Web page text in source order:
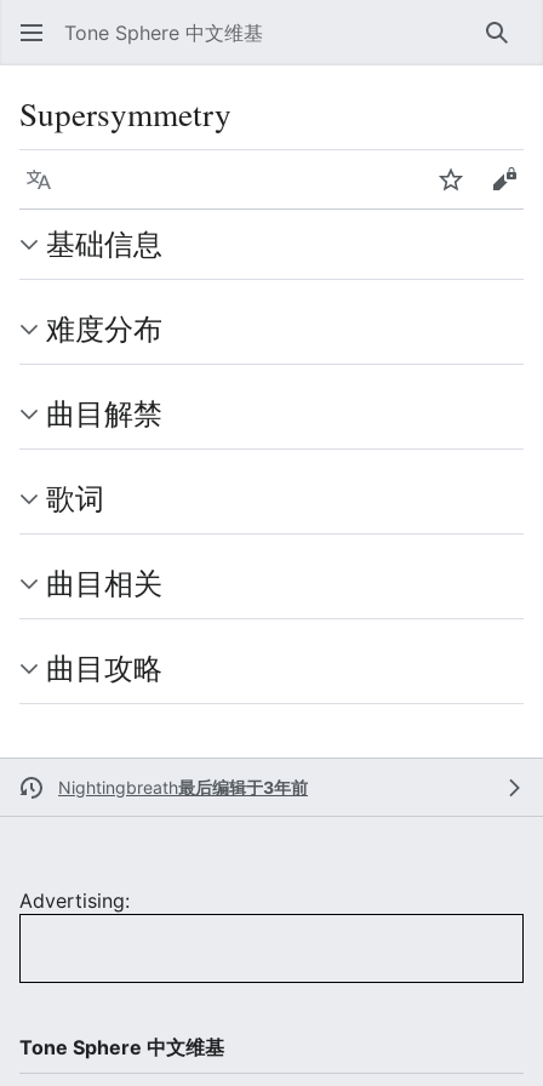
Tone Sphere 中文维基 搜索
Supersymmetry
语言 监视 查
基础信息
难度分布
曲目解禁
歌词
曲目相关
曲目攻略
Nightingbreath最后编辑于3年前
Advertising:
Tone Sphere 中文维基